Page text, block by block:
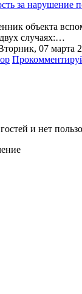
объекта
случаях:…
07 марта
и нет